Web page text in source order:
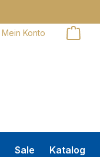
Mein Konto
Sale Katalog